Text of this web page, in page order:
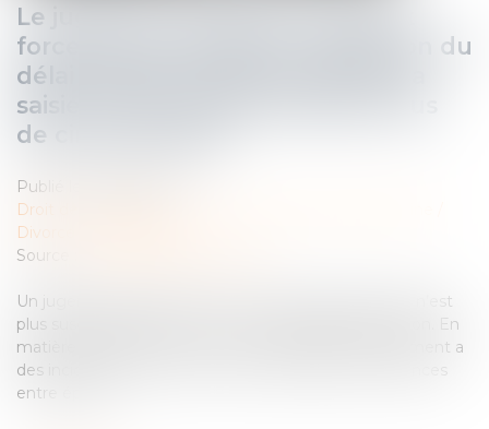
Le jugement de divorce acquiert
force de chose jugée à l’expiration du
délai d’appel, rendant prescrite la
saisie conservatoire pratiquée plus
de cinq ans après
Publié le :
Droit de la famille, des personnes et de leur patrimoine
Divorce et séparation
Source :
Un jugement acquiert force de chose jugée lorsqu’il n’est
plus susceptible d’aucun recours suspensif d’exécution. En
matière de divorce, la force de chose jugée du jugement a
des incidences directes sur les actions liées aux créances
entre époux...